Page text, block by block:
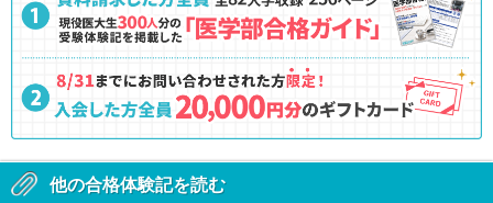
他の合格体験記を読む